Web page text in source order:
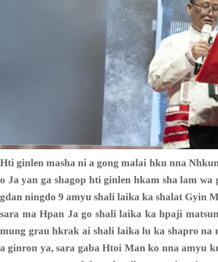
Hti ginlen mashania gong malai hku nna
o Ja yan ga shagop hti ginlen hkam sha lam
gdan ningdo 9 amyu shali laika ka shalat Gyin
sara ma Hpan Ja go shali laika ka hpaji
mung grau hkrak ai shali laika lu ka shapro na
a ginron ya, sara gaba Htoi Manko nna amyu